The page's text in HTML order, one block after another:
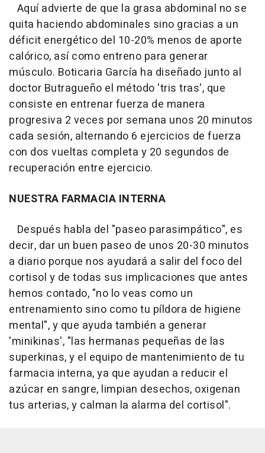
Aquí advierte de que la grasa abdominal no se
quita haciendo abdominales sino gracias a un
déficit energético del 10-20% menos de aporte
calórico, así como entreno para generar
músculo. Boticaria García ha diseñado junto al
doctor Butragueño el método 'tris tras', que
consiste en entrenar fuerza de manera
progresiva 2 veces por semana unos 20 minutos
cada sesión, alternando 6 ejercicios de fuerza
con dos vueltas completa y 20 segundos de
recuperación entre ejercicio.
NUESTRA FARMACIA INTERNA
Después habla del "paseo parasimpático", es
decir, dar un buen paseo de unos 20-30 minutos
a diario porque nos ayudará a salir del foco del
cortisol y de todas sus implicaciones que antes
hemos contado, "no lo veas como un
entrenamiento sino como tu píldora de higiene
mental", y que ayuda también a generar
'minikinas', "las hermanas pequeñas de las
superkinas, y el equipo de mantenimiento de tu
farmacia interna, ya que ayudan a reducir el
azúcar en sangre, limpian desechos, oxigenan
tus arterias, y calman la alarma del cortisol".